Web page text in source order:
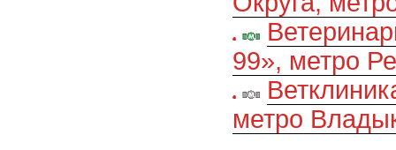
99», метро
метро